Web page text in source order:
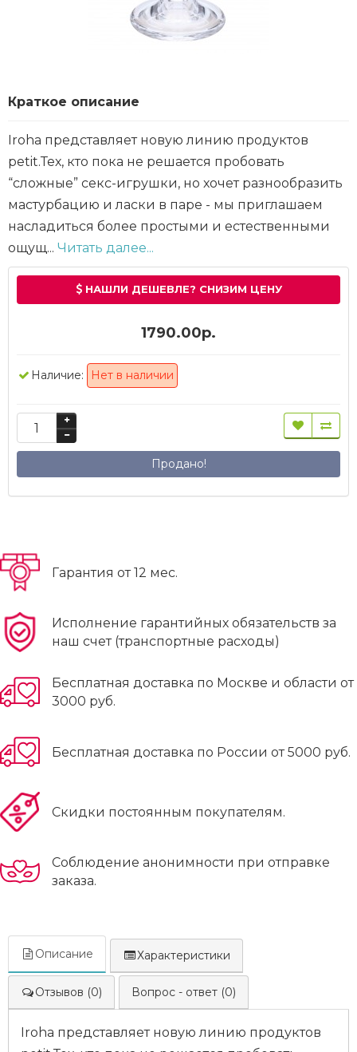
Краткое описание
Iroha представляет новую линию продуктов
petit.Тех, кто пока не решается пробовать
“сложные” секс-игрушки, но хочет разнообразить
мастурбацию и ласки в паре - мы приглашаем
насладиться более простыми и естественными
ощущ... Читать далее...
НАШЛИ ДЕШЕВЛЕ? СНИЗИМ ЦЕНУ
1790.00р.
Наличие: Нет в наличии
Продано!
Гарантия от 12 мес.
Исполнение гарантийных обязательств за
наш счет (транспортные расходы)
Бесплатная доставка по Москве и области от
3000 руб.
Бесплатная доставка по России от 5000 руб.
Скидки постоянным покупателям.
Соблюдение анонимности при отправке
заказа.
Описание Характеристики
Отзывов (0) Вопрос - ответ (0)
Iroha представляет новую линию продуктов